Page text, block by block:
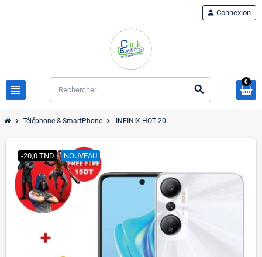
view_headline search
person Connexion
0
chevron_right Téléphone & SmartPhone chevron_right INFINIX HOT 20
-20,0 TND NOUVEAU